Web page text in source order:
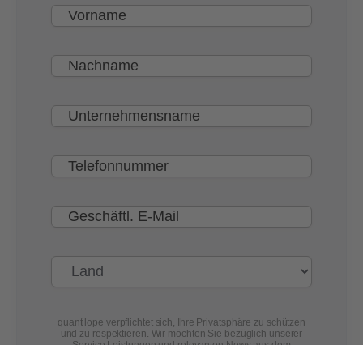
quantilope verpflichtet sich, Ihre Privatsphäre zu schützen
und zu respektieren. Wir möchten Sie bezüglich unserer